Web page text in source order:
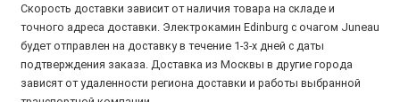
Скорость доставки зависит от наличия товара на складе и
точного адреса доставки. Электрокамин Edinburg с очагом Juneau
будет отправлен на доставку в течение 1-3-х дней с даты
подтверждения заказа. Доставка из Москвы в другие города
зависят от удаленности региона доставки и работы выбранной